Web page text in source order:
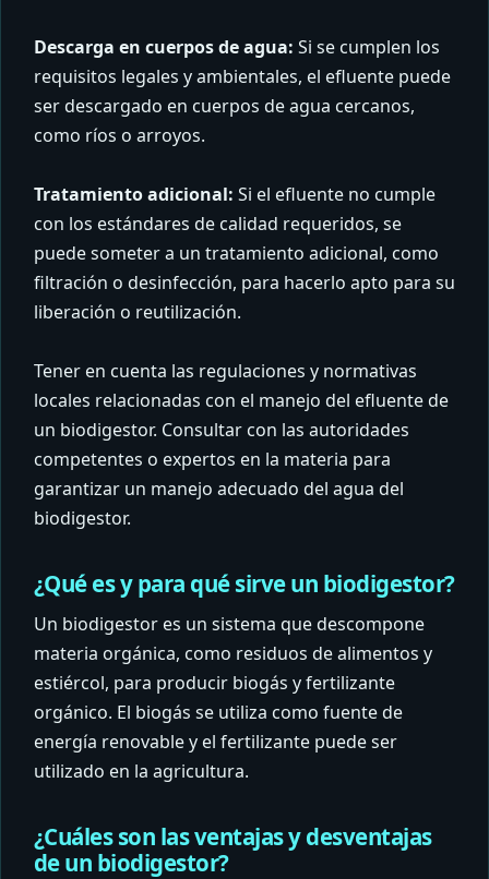
Descarga en cuerpos de agua: Si se cumplen los
requisitos legales y ambientales, el efluente puede
ser descargado en cuerpos de agua cercanos,
como ríos o arroyos.
Tratamiento adicional: Si el efluente no cumple
con los estándares de calidad requeridos, se
puede someter a un tratamiento adicional, como
filtración o desinfección, para hacerlo apto para su
liberación o reutilización.
Tener en cuenta las regulaciones y normativas
locales relacionadas con el manejo del efluente de
un biodigestor. Consultar con las autoridades
competentes o expertos en la materia para
garantizar un manejo adecuado del agua del
biodigestor.
¿Qué es y para qué sirve un biodigestor?
Un biodigestor es un sistema que descompone
materia orgánica, como residuos de alimentos y
estiércol, para producir biogás y fertilizante
orgánico. El biogás se utiliza como fuente de
energía renovable y el fertilizante puede ser
utilizado en la agricultura.
¿Cuáles son las ventajas y desventajas
de un biodigestor?